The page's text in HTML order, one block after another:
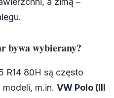
bywa wybierany?
R14 80H są często
m.in. VW Polo (III